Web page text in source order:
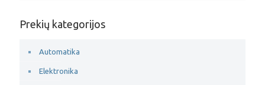
Prekių kategorijos
Automatika
Elektronika